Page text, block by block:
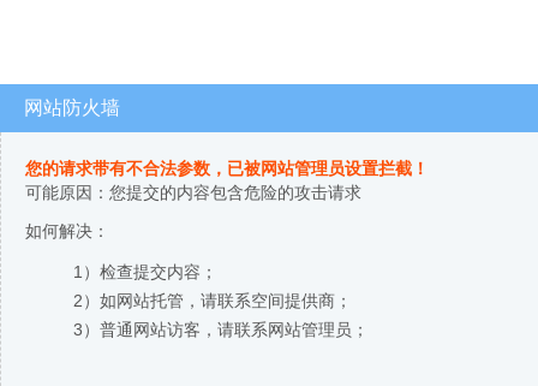
网站防火墙
您的请求带有不合法参数，已被网站管理员设置拦截！
可能原因：您提交的内容包含危险的攻击请求
如何解决：
1）检查提交内容；
2）如网站托管，请联系空间提供商；
3）普通网站访客，请联系网站管理员；